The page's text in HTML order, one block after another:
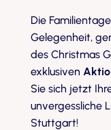
Die
Gelegenheit,
des Christmas
exklusiven
Sie sich jetzt
unvergessliche
Stuttgart!